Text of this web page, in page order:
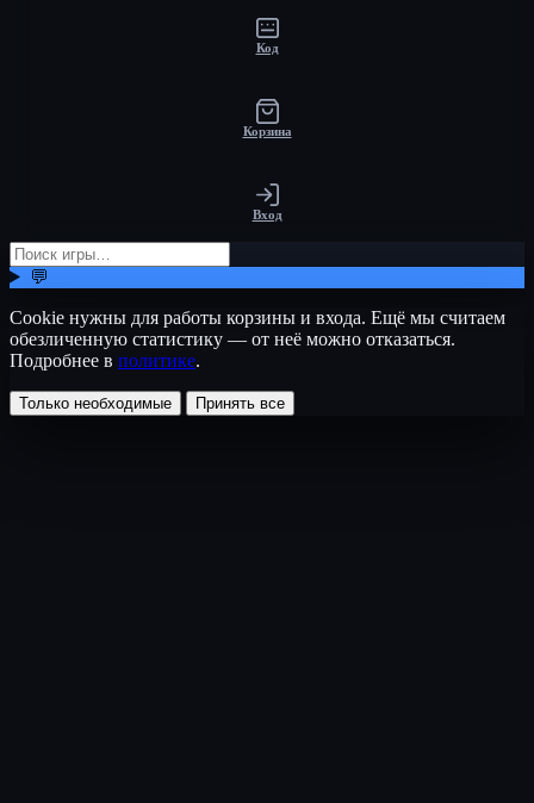
Код
Корзина
Вход
💬
Cookie нужны для работы корзины и входа. Ещё мы считаем
обезличенную статистику — от неё можно отказаться.
Подробнее в политике.
Только необходимые Принять все